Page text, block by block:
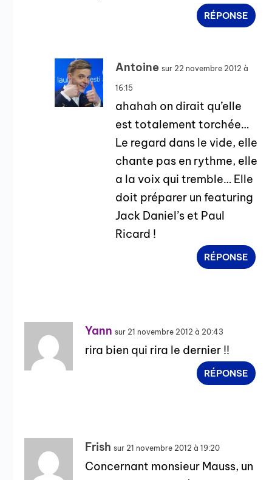
RÉPONSE
Antoine sur 22 novembre 2012 à
16:15
ahahah on dirait qu’elle
est totalement torchée…
Le regard dans le vide, elle
chante pas en rythme, elle
a la voix qui tremble… Elle
doit préparer un featuring
Jack Daniel’s et Paul
Ricard !
RÉPONSE
Yann sur 21 novembre 2012 à 20:43
rira bien qui rira le dernier !!
RÉPONSE
Frish sur 21 novembre 2012 à 19:20
Concernant monsieur Mauss, un